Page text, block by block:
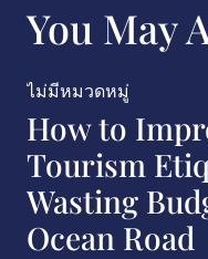
You May
ไม่มีหมวดหมู่
How to
Tourism
Wasting
Ocean Road